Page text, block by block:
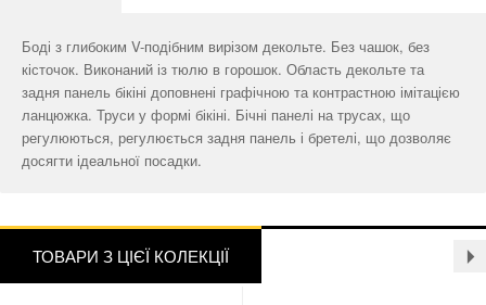
Боді з глибоким V-подібним вирізом декольте. Без чашок, без
кісточок. Виконаний із тюлю в горошок. Область декольте та
задня панель бікіні доповнені графічною та контрастною імітацією
ланцюжка. Труси у формі бікіні. Бічні панелі на трусах, що
регулюються, регулюється задня панель і бретелі, що дозволяє
досягти ідеальної посадки.
ТОВАРИ З ЦІЄЇ КОЛЕКЦІЇ